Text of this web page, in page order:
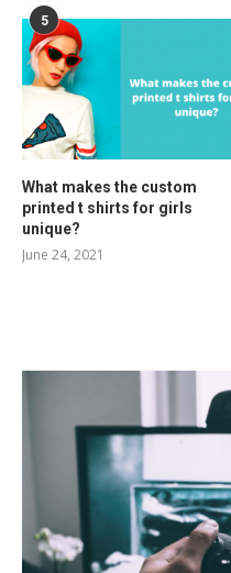
5
What makes the custom
printed t shirts for girls
unique?
June 24, 2021